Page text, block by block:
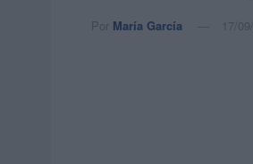
Por María García 17/